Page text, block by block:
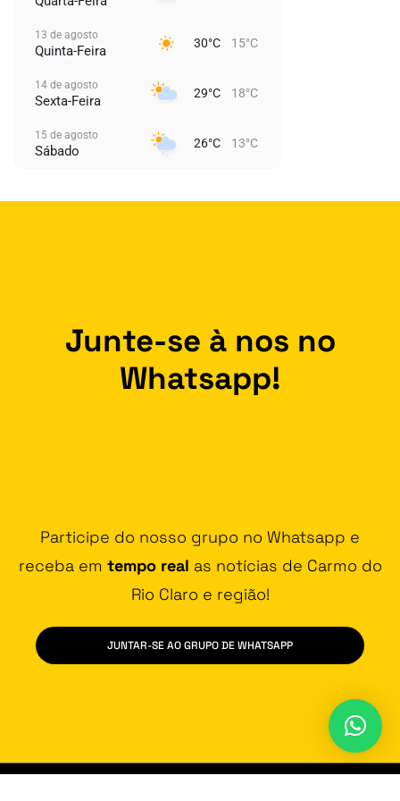
13 de agosto
Quinta-Feira 30°C 15°C
14 de agosto
Sexta-Feira 29°C 18°C
15 de agosto
Sábado 26°C 13°C
Junte-se à nos no
Whatsapp!
Participe do nosso grupo no Whatsapp e
receba em tempo real as notícias de Carmo do
Rio Claro e região!
JUNTAR-SE AO GRUPO DE WHATSAPP